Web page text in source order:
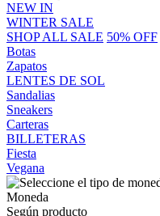
NEW IN
WINTER SALE
SHOP ALL SALE 50% OFF
Botas
Zapatos
LENTES DE SOL
Sandalias
Sneakers
Carteras
BILLETERAS
Fiesta
Vegana
Moneda
Según producto